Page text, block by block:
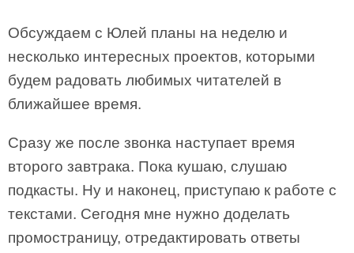
Обсуждаем с Юлей планы на неделю и
несколько интересных проектов, которыми
будем радовать любимых читателей в
ближайшее время.
Сразу же после звонка наступает время
второго завтрака. Пока кушаю, слушаю
подкасты. Ну и наконец, приступаю к работе с
текстами. Сегодня мне нужно доделать
промостраницу, отредактировать ответы